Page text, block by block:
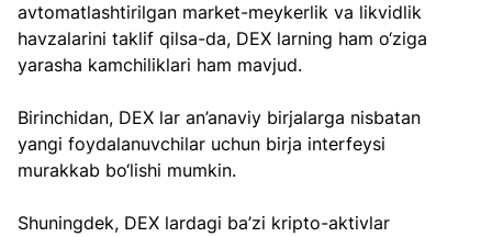
avtomatlashtirilgan market-meykerlik va likvidlik
havzalarini taklif qilsa-da, DEX larning ham o‘ziga
yarasha kamchiliklari ham mavjud.
Birinchidan, DEX lar an’anaviy birjalarga nisbatan
yangi foydalanuvchilar uchun birja interfeysi
murakkab bo‘lishi mumkin.
Shuningdek, DEX lardagi ba’zi kripto-aktivlar